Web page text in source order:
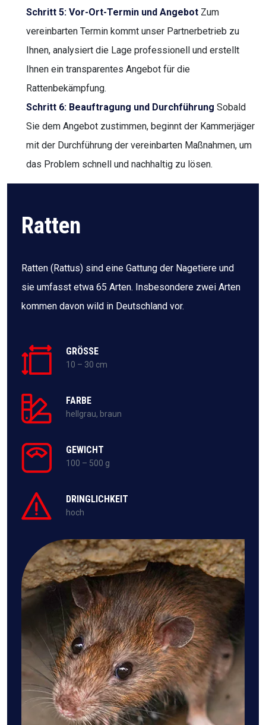
Schritt 5: Vor-Ort-Termin und Angebot Zum
vereinbarten Termin kommt unser Partnerbetrieb zu
Ihnen, analysiert die Lage professionell und erstellt
Ihnen ein transparentes Angebot für die
Rattenbekämpfung.
Schritt 6: Beauftragung und Durchführung Sobald
Sie dem Angebot zustimmen, beginnt der Kammerjäger
mit der Durchführung der vereinbarten Maßnahmen, um
das Problem schnell und nachhaltig zu lösen.
Ratten
Ratten (Rattus) sind eine Gattung der Nagetiere und
sie umfasst etwa 65 Arten. Insbesondere zwei Arten
kommen davon wild in Deutschland vor.
GRÖSSE
10 – 30 cm
FARBE
hellgrau, braun
GEWICHT
100 – 500 g
DRINGLICHKEIT
hoch